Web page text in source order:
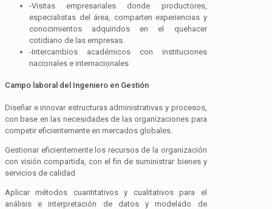
-Visitas empresariales donde productores,
especialistas del área, comparten experiencias y
conocimientos adquiridos en el quehacer
cotidiano de las empresas.
-Intercambios académicos con instituciones
nacionales e internacionales
Campo laboral del Ingeniero en Gestión
Diseñar e innovar estructuras administrativas y procesos,
con base en las necesidades de las organizaciones para
competir eficientemente en mercados globales.
Gestionar eficientemente los recursos de la organización
con visión compartida, con el fin de suministrar bienes y
servicios de calidad
Aplicar métodos cuantitativos y cualitativos para el
análisis e interpretación de datos y modelado de